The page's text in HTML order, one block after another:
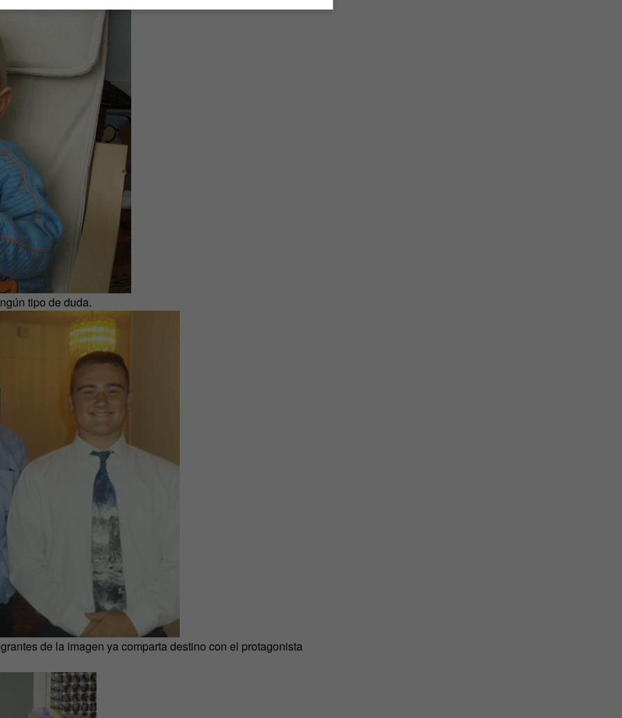
tipo de duda.
de la imagen ya comparta destino con el protagonista